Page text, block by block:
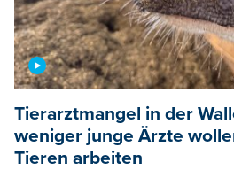
Tierarztmangel in der
weniger junge Ärzte
Tieren arbeiten